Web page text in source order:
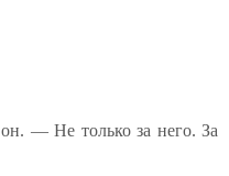
— Не только за него. За